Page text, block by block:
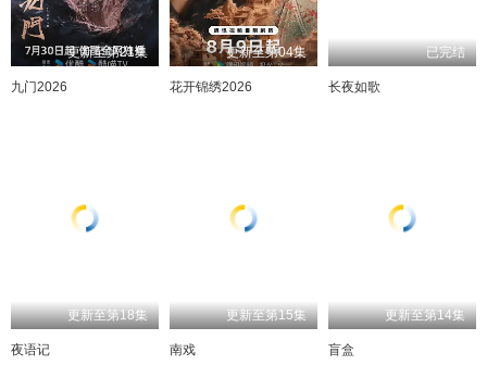
更新至第21集
九门2026
更新至第04集
花开锦绣2026
已完结
长夜如歌
更新至第18集
夜语记
更新至第15集
南戏
更新至第14集
盲盒